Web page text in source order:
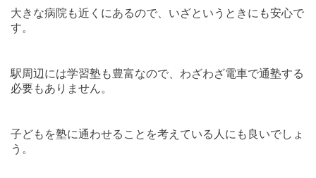
大きな病院も近くにあるので、いざというときにも安心で
す。
駅周辺には学習塾も豊富なので、わざわざ電車で通塾する
必要もありません。
子どもを塾に通わせることを考えている人にも良いでしょ
う。